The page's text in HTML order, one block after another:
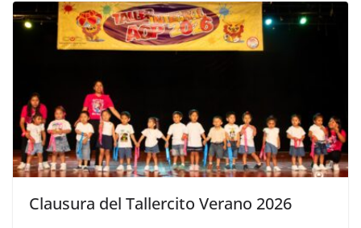
Clausura del Tallercito Verano 2026